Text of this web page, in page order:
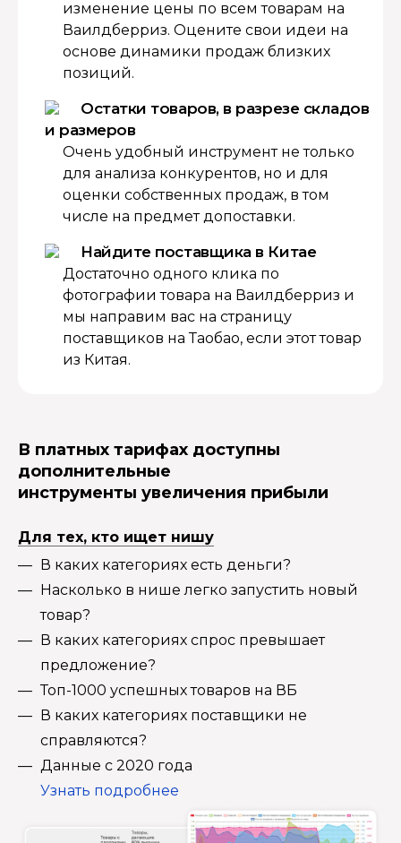
изменение цены по всем товарам на
Ваилдберриз. Оцените свои идеи на
основе динамики продаж близких
позиций.
Остатки товаров, в разрезе складов
и размеров
Очень удобный инструмент не только
для анализа конкурентов, но и для
оценки собственных продаж, в том
числе на предмет допоставки.
Найдите поставщика в Китае
Достаточно одного клика по
фотографии товара на Ваилдберриз и
мы направим вас на страницу
поставщиков на Таобао, если этот товар
из Китая.
В платных тарифах доступны
дополнительные
инструменты увеличения прибыли
Для тех, кто ищет нишу
В каких категориях есть деньги?
Насколько в нише легко запустить новый
товар?
В каких категориях спрос превышает
предложение?
Топ-1000 успешных товаров на ВБ
В каких категориях поставщики не
справляются?
Данные с 2020 года
Узнать подробнее